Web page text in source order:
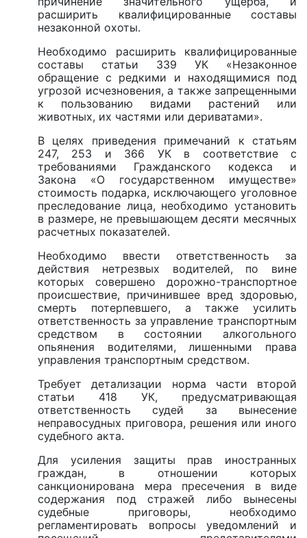
расширить квалифицированные составы
незаконной охоты.
Необходимо расширить квалифицированные
составы статьи 339 УК «Незаконное
обращение с редкими и находящимися под
угрозой исчезновения, а также запрещенными
к пользованию видами растений или
животных, их частями или дериватами».
В целях приведения примечаний к статьям
247, 253 и 366 УК в соответствие с
требованиями Гражданского кодекса и
Закона «О государственном имуществе»
стоимость подарка, исключающего уголовное
преследование лица, необходимо установить
в размере, не превышающем десяти месячных
расчетных показателей.
Необходимо ввести ответственность за
действия нетрезвых водителей, по вине
которых совершено дорожно-транспортное
происшествие, причинившее вред здоровью,
смерть потерпевшего, а также усилить
ответственность за управление транспортным
средством в состоянии алкогольного
опьянения водителями, лишенными права
управления транспортным средством.
Требует детализации норма части второй
статьи 418 УК, предусматривающая
ответственность судей за вынесение
неправосудных приговора, решения или иного
судебного акта.
Для усиления защиты прав иностранных
граждан, в отношении которых
санкционирована мера пресечения в виде
содержания под стражей либо вынесены
судебные приговоры, необходимо
регламентировать вопросы уведомлений и